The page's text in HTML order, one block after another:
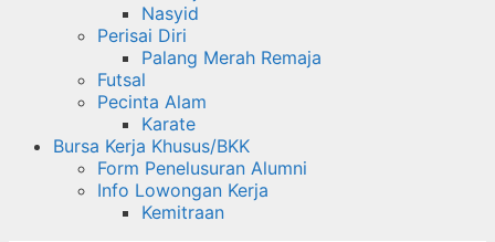
Nasyid
Perisai Diri
Palang Merah Remaja
Futsal
Pecinta Alam
Karate
Bursa Kerja Khusus/BKK
Form Penelusuran Alumni
Info Lowongan Kerja
Kemitraan